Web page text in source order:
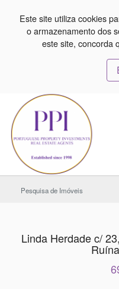
Este site utiliza cookies
o armazenamento dos
este site, concorda
Pesquisa de Imóveis
Linda Herdade c/